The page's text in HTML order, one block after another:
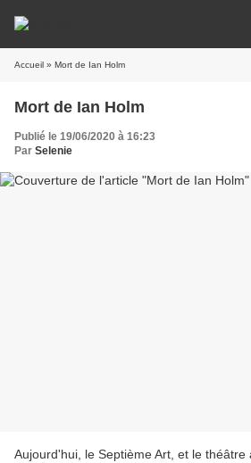
Accueil » Mort de Ian Holm
Mort de Ian Holm
Publié le 19/06/2020 à 16:23
Par Selenie
Aujourd'hui, le Septième Art, et le